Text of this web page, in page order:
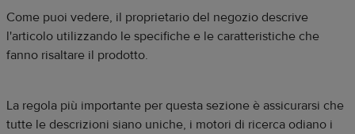
Come puoi vedere, il proprietario del negozio descrive
l'articolo utilizzando le specifiche e le caratteristiche che
fanno risaltare il prodotto.
La regola più importante per questa sezione è assicurarsi che
tutte le descrizioni siano uniche, i motori di ricerca odiano i